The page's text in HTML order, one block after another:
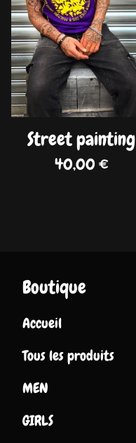
Street painting
40,00€
Boutique
Accueil
Tous les produits
MEN
GIRLS